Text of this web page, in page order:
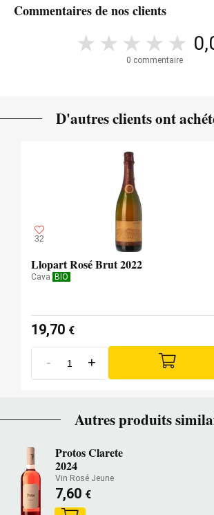
Commentaires de nos clients
0 commentaire
D'autres clients ont
32
Llopart Rosé Brut 2022
Cava BIO
19,70 €
- +
Autres produits
Protos Clarete
2024
Vin Rosé Jeune
7,60 €